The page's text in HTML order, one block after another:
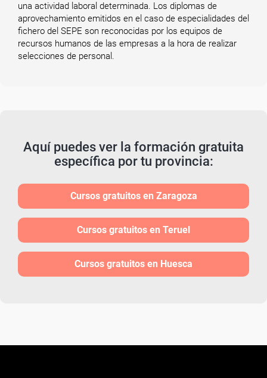
una actividad laboral determinada. Los diplomas de
aprovechamiento emitidos en el caso de especialidades del
fichero del SEPE son reconocidas por los equipos de
recursos humanos de las empresas a la hora de realizar
selecciones de personal.
Aquí puedes ver la formación gratuita
específica por tu provincia:
Cursos gratuitos en Zaragoza
Cursos gratuitos en Teruel
Cursos gratuitos en Huesca